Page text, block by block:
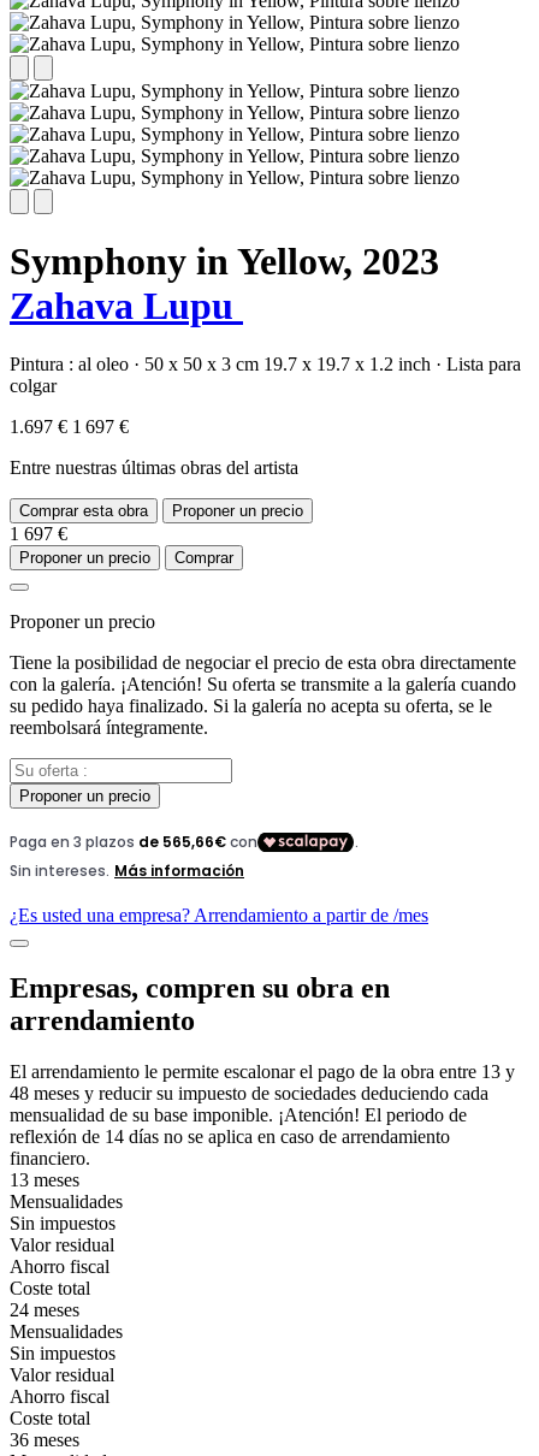
Symphony in Yellow, 2023
Zahava Lupu
Pintura : al oleo · 50 x 50 x 3 cm 19.7 x 19.7 x 1.2 inch · Lista para
colgar
1.697 € 1 697 €
Entre nuestras últimas obras del artista
Comprar esta obra Proponer un precio
1 697 €
Proponer un precio Comprar
Proponer un precio
Tiene la posibilidad de negociar el precio de esta obra directamente
con la galería. ¡Atención! Su oferta se transmite a la galería cuando
su pedido haya finalizado. Si la galería no acepta su oferta, se le
reembolsará íntegramente.
Proponer un precio
¿Es usted una empresa? Arrendamiento a partir de /mes
Empresas, compren su obra en
arrendamiento
El arrendamiento le permite escalonar el pago de la obra entre 13 y
48 meses y reducir su impuesto de sociedades deduciendo cada
mensualidad de su base imponible. ¡Atención! El periodo de
reflexión de 14 días no se aplica en caso de arrendamiento
financiero.
13 meses
Mensualidades
Sin impuestos
Valor residual
Ahorro fiscal
Coste total
24 meses
Mensualidades
Sin impuestos
Valor residual
Ahorro fiscal
Coste total
36 meses